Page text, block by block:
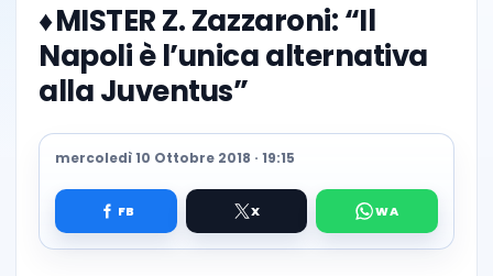
♦️MISTER Z. Zazzaroni: “Il
Napoli è l’unica alternativa
alla Juventus”
mercoledì 10 Ottobre 2018 · 19:15